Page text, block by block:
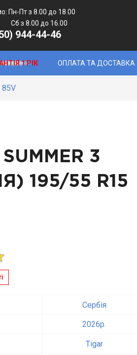
Пн-Пт з 8.00 до 18.00
до 16.00
944-44-46
1 РІК ОПЛАТА ТА ДОСТАВКА
85V
3
195/55 R15
Сербія
2026p.
Tigar